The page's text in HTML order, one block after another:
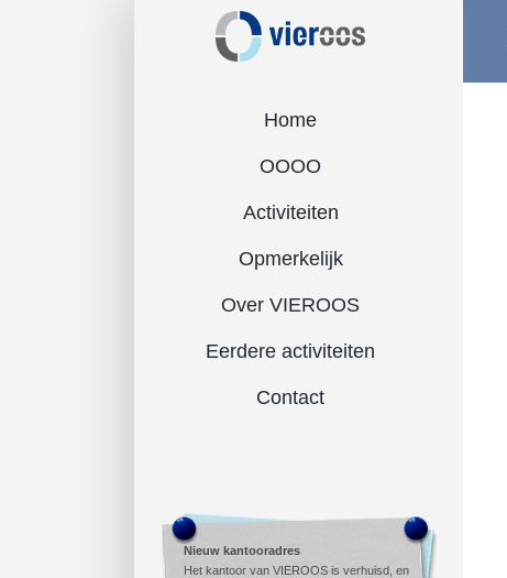
Home
OOOO
Activiteiten
Opmerkelijk
Over VIEROOS
Eerdere activiteiten
Contact
Nieuw kantooradres
Het kantoor van VIEROOS is verhuisd, en